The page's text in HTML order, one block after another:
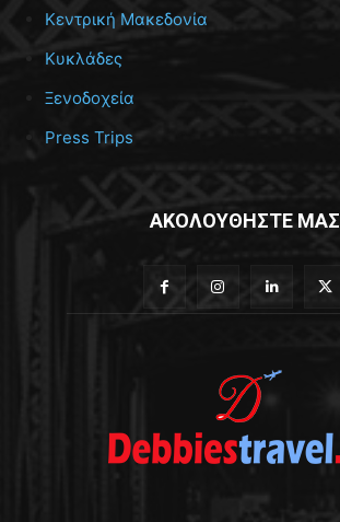
Κεντρική Μακεδονία
Κυκλάδες
Ξενοδοχεία
Press Trips
ΑΚΟΛΟΥΘΗΣΤΕ ΜΑΣ